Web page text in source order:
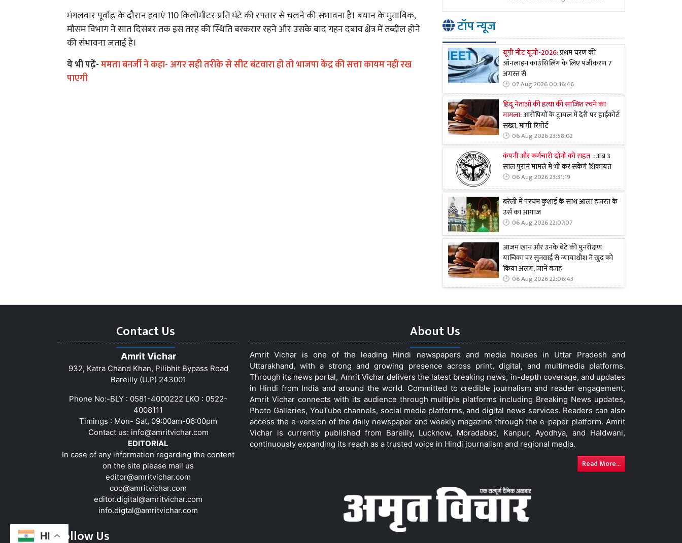
HI
मंगलवार पूर्वाह्न के दौरान हवाएं 110 किलोमीटर प्रति घंटे की रफ्तार से चलने की संभावना है। बयान के मुताबिक,
मौसम विभाग ने सात दिसंबर तक इस तरह की स्थिति बरकरार रहने और उसके बाद गहन दबाव क्षेत्र में तब्दील होने
की संभावना जताई है।
ये भी पढे़ं-ममता बनर्जी ने कहा- अगर सही तरीके से सीट बंटवारा हो तो भाजपा केंद्र की सत्ता कायम नहीं रख
पाएगी
टॉप न्यूज
यूपी नीट यूजी-2026:प्रथम चरण की
ऑनलाइन काउंसिलिंग के लिए पंजीकरण 7
अगस्त से
07 Aug 2026 00:16:46
हिंदू नेताओं की हत्या की साजिश रचने का
मामला:आरोपियों के ट्रायल में देरी पर हाईकोर्ट
सख्त, मांगी रिपोर्ट
06 Aug 2026 23:58:02
कंपनी और कर्मचारी दोनों को राहत :अब 3
साल पुराने मामले में भी कर सकेंगे शिकायत
06 Aug 2026 23:31:19
बरेली में परचम कुशाई के साथ आला हजरत के
उर्स का आगाज
06 Aug 2026 22:07:07
आजम खान और उनके बेटे की पुनरीक्षण
याचिका पर सुनवाई से न्यायाधीश ने खुद को
किया अलग, जानें वजह
06 Aug 2026 22:06:43
Contact Us
Amrit Vichar
932, Katra Chand Khan, Pilibhit Bypass Road
Bareilly (U.P) 243001
Phone No:-BLY : 0581-4000222 LKO : 0522-
4008111
Timings : Mon- Sat, 09:00am-06:00pm
Contact us: info@amritvichar.com
EDITORIAL
In case of any information regarding the content
on the site please mail us
editor@amritvichar.com
coo@amritvichar.com
editor.digital@amritvichar.com
info.digtal@amritvichar.com
Follow Us
About Us
Amrit Vichar is one of the leading Hindi newspapers and media houses in Uttar Pradesh and
Uttarakhand, with a strong and growing presence across print, digital, and multimedia platforms.
Through its news portal, Amrit Vichar delivers the latest breaking news, in-depth coverage, and updates
in Hindi from India and around the world. Committed to credible journalism and reader engagement,
Amrit Vichar connects with its audience through multiple platforms including Breaking News updates,
Photo Galleries, YouTube channels, social media platforms, and digital news services. Readers can also
access the e-version of the daily newspaper and weekly magazine through the e-paper platform. Amrit
Vichar is currently published from Bareilly, Lucknow, Moradabad, Kanpur, Ayodhya, and Haldwani,
continuously expanding its reach as a trusted voice in Hindi journalism and regional media.
Read More...